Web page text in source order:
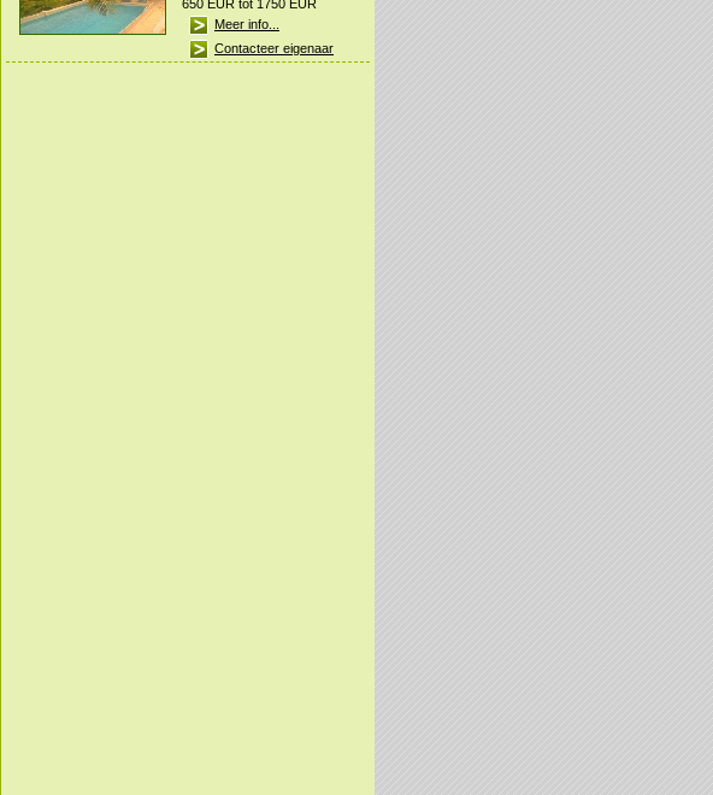
650 EUR tot 1750 EUR
Meer info...
Contacteer eigenaar